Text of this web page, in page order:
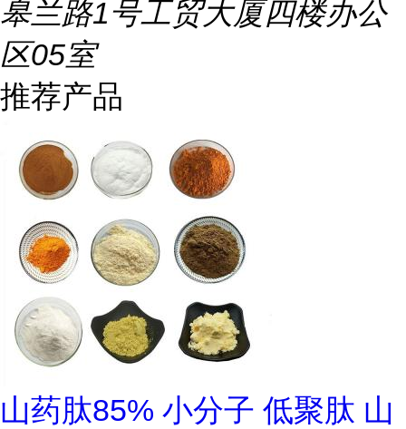
皋兰路1号工贸大厦四楼办公
区05室
推荐产品
山药肽85% 小分子 低聚肽 山